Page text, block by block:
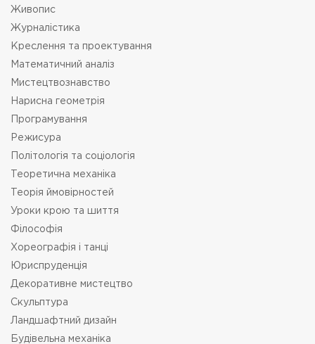
Живопис
Журналістика
Креслення та проектування
Математичний аналіз
Мистецтвознавство
Нарисна геометрія
Програмування
Режисура
Політологія та соціологія
Теоретична механіка
Теорія ймовірностей
Уроки крою та шиття
Філософія
Хореографія і танці
Юриспруденція
Декоративне мистецтво
Скульптура
Ландшафтний дизайн
Будівельна механіка